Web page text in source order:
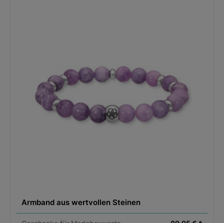
Armband aus wertvollen Steinen